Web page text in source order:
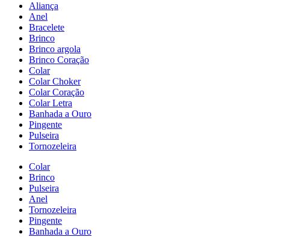
Aliança
Anel
Bracelete
Brinco
Brinco argola
Brinco Coração
Colar
Colar Choker
Colar Coração
Colar Letra
Banhada a Ouro
Pingente
Pulseira
Tornozeleira
Colar
Brinco
Pulseira
Anel
Tornozeleira
Pingente
Banhada a Ouro